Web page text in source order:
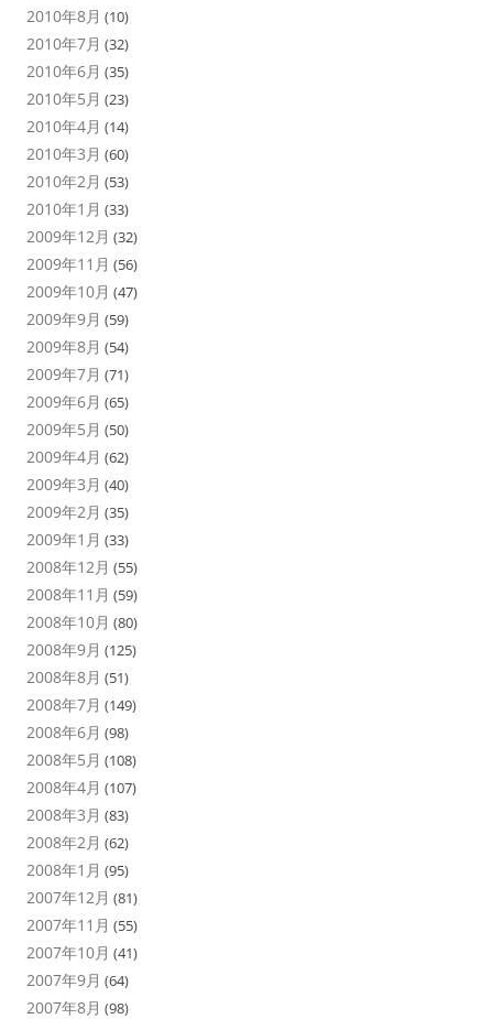
2010年8月 (10)
2010年7月 (32)
2010年6月 (35)
2010年5月 (23)
2010年4月 (14)
2010年3月 (60)
2010年2月 (53)
2010年1月 (33)
2009年12月 (32)
2009年11月 (56)
2009年10月 (47)
2009年9月 (59)
2009年8月 (54)
2009年7月 (71)
2009年6月 (65)
2009年5月 (50)
2009年4月 (62)
2009年3月 (40)
2009年2月 (35)
2009年1月 (33)
2008年12月 (55)
2008年11月 (59)
2008年10月 (80)
2008年9月 (125)
2008年8月 (51)
2008年7月 (149)
2008年6月 (98)
2008年5月 (108)
2008年4月 (107)
2008年3月 (83)
2008年2月 (62)
2008年1月 (95)
2007年12月 (81)
2007年11月 (55)
2007年10月 (41)
2007年9月 (64)
2007年8月 (98)